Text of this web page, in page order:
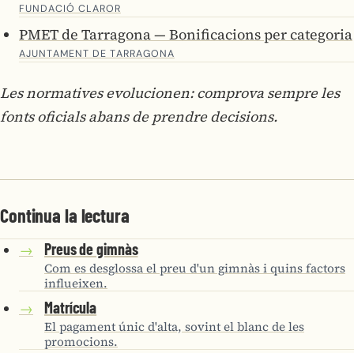
FUNDACIÓ CLAROR
PMET de Tarragona — Bonificacions per categoria
AJUNTAMENT DE TARRAGONA
Les normatives evolucionen: comprova sempre les
fonts oficials abans de prendre decisions.
Continua la lectura
→ Preus de gimnàs
Com es desglossa el preu d'un gimnàs i quins factors
influeixen.
→ Matrícula
El pagament únic d'alta, sovint el blanc de les
promocions.